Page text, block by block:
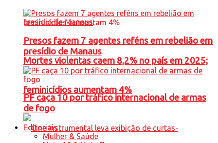
Mortes violentas caem 8,2% no país em 2025;
feminicídios aumentam 4%
Presos fazem 7 agentes reféns em rebelião em
presídio de Manaus
PF caça 10 por tráfico internacional de armas
de fogo
Editoriais
Mulher & Saúde